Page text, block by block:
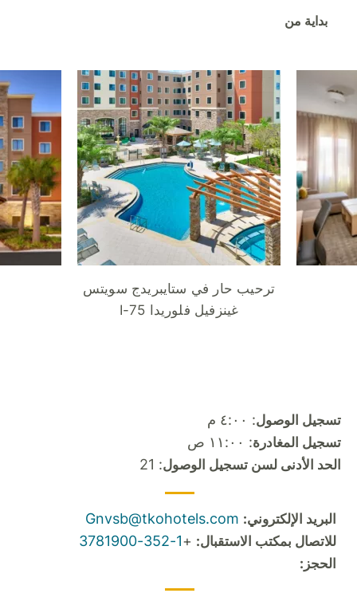
بداية من
ترحيب حار في ستايبريدج سويتس
غينزفيل فلوريدا I-75
تسجيل الوصول: ٤:٠٠ م
تسجيل المغادرة: ١١:٠٠ ص
الحد الأدنى لسن تسجيل الوصول: 21
البريد الإلكتروني: Gnvsb@tkohotels.com
للاتصال بمكتب الاستقبال: +
1-352-3781900
الحجز: